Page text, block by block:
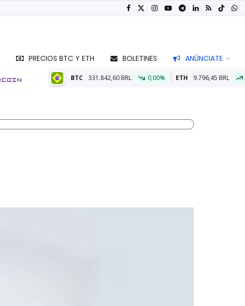
PRECIOS BTC Y ETH BOLETINES ANÚNCIATE
BTC 331.842,60 BRL 0,00% ETH 9.796,45 BRL 0,12%